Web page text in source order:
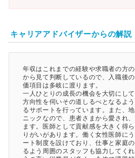
キャリアアドバイザーからの解説
年収はこれまでの経験や求職者の方
から見て判断しているので、入職後
価項目は多岐に渡ります。
一人ひとりの成長の機会を大切にし
方向性を伺いその道しるべとなるよ
るサポートを行っています。また、
ニックなので、患者さまから愛され
ます。医師として貢献感を大きく得
りがいがあります。働く女性医師に
ート制度を設けており、仕事と家庭
るよう周囲のスタッフも協力してく